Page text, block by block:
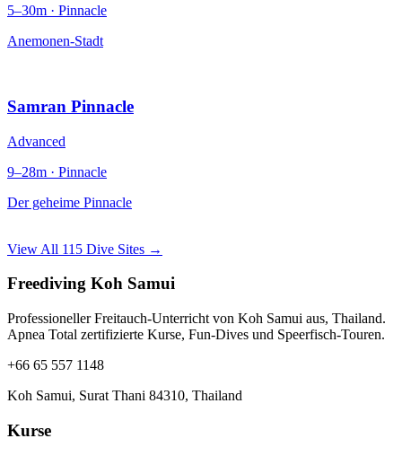
5–30m · Pinnacle
Anemonen-Stadt
Samran Pinnacle
Advanced
9–28m · Pinnacle
Der geheime Pinnacle
View All 115 Dive Sites →
Freediving Koh Samui
Professioneller Freitauch-Unterricht von Koh Samui aus, Thailand.
Apnea Total zertifizierte Kurse, Fun-Dives und Speerfisch-Touren.
+66 65 557 1148
Koh Samui, Surat Thani 84310, Thailand
Kurse